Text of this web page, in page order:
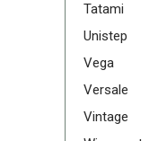
Tatami
Unistep
Vega
Versale
Vintage